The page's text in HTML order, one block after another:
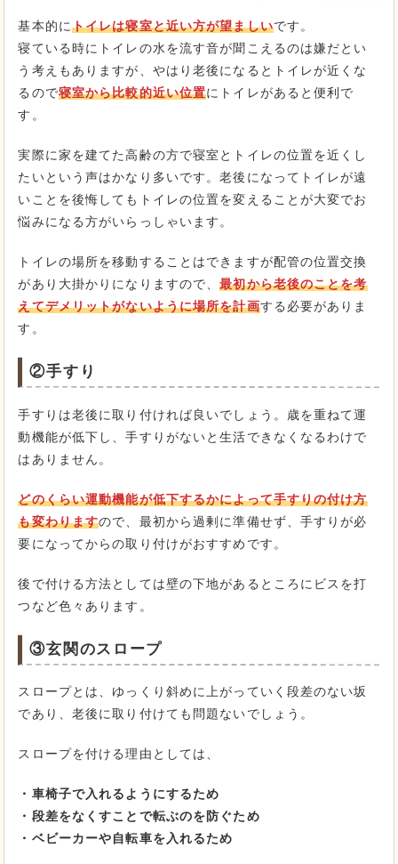
基本的にトイレは寝室と近い方が望ましいです。
寝ている時にトイレの水を流す音が聞こえるのは嫌だとい
う考えもありますが、やはり老後になるとトイレが近くな
るので寝室から比較的近い位置にトイレがあると便利で
す。
実際に家を建てた高齢の方で寝室とトイレの位置を近くし
たいという声はかなり多いです。老後になってトイレが遠
いことを後悔してもトイレの位置を変えることが大変でお
悩みになる方がいらっしゃいます。
トイレの場所を移動することはできますが配管の位置交換
があり大掛かりになりますので、最初から老後のことを考
えてデメリットがないように場所を計画する必要がありま
す。
②手すり
手すりは老後に取り付ければ良いでしょう。歳を重ねて運
動機能が低下し、手すりがないと生活できなくなるわけで
はありません。
どのくらい運動機能が低下するかによって手すりの付け方
も変わりますので、最初から過剰に準備せず、手すりが必
要になってからの取り付けがおすすめです。
後で付ける方法としては壁の下地があるところにビスを打
つなど色々あります。
③玄関のスロープ
スロープとは、ゆっくり斜めに上がっていく段差のない坂
であり、老後に取り付けても問題ないでしょう。
スロープを付ける理由としては、
・車椅子で入れるようにするため
・段差をなくすことで転ぶのを防ぐため
・ベビーカーや自転車を入れるため